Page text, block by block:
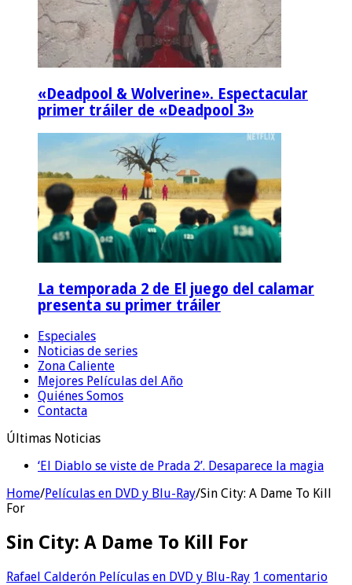
«Deadpool & Wolverine». Espectacular
primer tráiler de «Deadpool 3»
La temporada 2 de El juego del calamar
presenta su primer tráiler
Especiales
Noticias de series
Zona Caliente
Mejores Películas del Año
Quiénes Somos
Contacta
Últimas Noticias
‘El Diablo se viste de Prada 2’. Desaparece la magia
‘Boulevard’. Nada nuevo
Home/Películas en DVD y Blu-Ray/Sin City: A Dame To Kill
For
Sin City: A Dame To Kill For
Rafael Calderón Películas en DVD y Blu-Ray 1 comentario